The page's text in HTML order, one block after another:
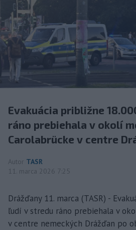
Evakuácia približne
ráno prebiehala v okolí
Carolabrücke v centre
Autor TASR
11. marca 2026 7:25
Drážďany 11. marca (TASR) -
ľudí v stredu ráno prebiehala v
v centre nemeckých Drážďan po